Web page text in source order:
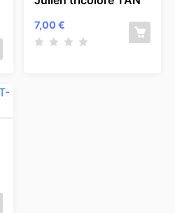
7,00 €